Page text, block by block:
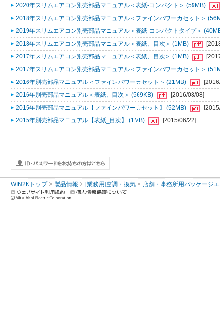
2020年スリムエアコン別売部品マニュアル＜表紙-コンパクト＞ (59MB)
2018年スリムエアコン別売部品マニュアル＜ファインパワーカセット＞
2019年スリムエアコン別売部品マニュアル＜表紙-コンパクトタイプ＞
2018年スリムエアコン別売部品マニュアル＜表紙、目次＞ (1MB)
2017年スリムエアコン別売部品マニュアル＜表紙、目次＞ (1MB)
2017年スリムエアコン別売部品マニュアル＜ファインパワーカセット＞
2016年別売部品マニュアル＜ファインパワーカセット＞ (21MB)
2016年別売部品マニュアル＜表紙、目次＞ (569KB)
[2016/08/08]
2015年別売部品マニュアル【ファインパワーカセット】 (52MB)
2015年別売部品マニュアル【表紙_目次】 (1MB)
[2015/06/22]
WIN2Kトップ 製品情報 [業務用]空調・換気 店舗・事務所用パッケージ